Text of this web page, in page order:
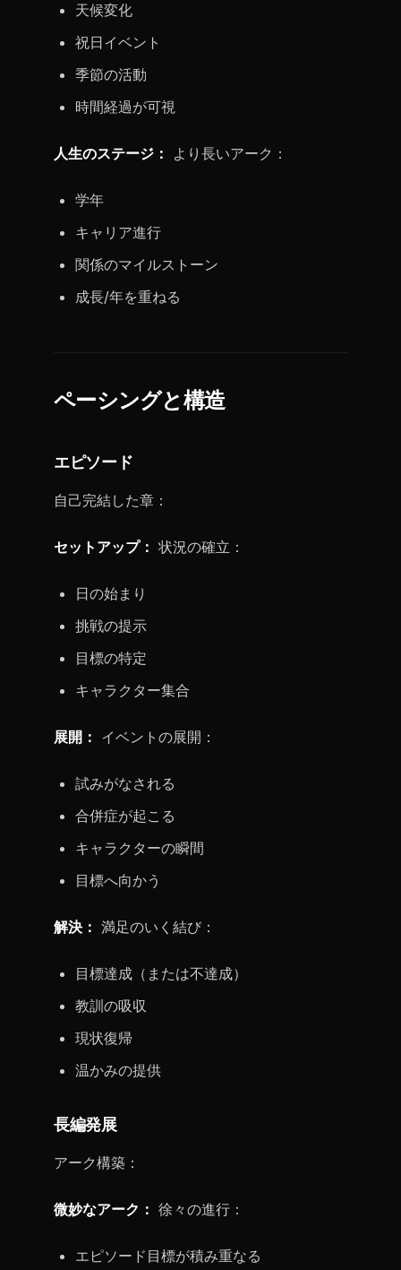
天候変化
祝日イベント
季節の活動
時間経過が可視
人生のステージ： より長いアーク：
学年
キャリア進行
関係のマイルストーン
成長/年を重ねる
ペーシングと構造
エピソード
自己完結した章：
セットアップ： 状況の確立：
日の始まり
挑戦の提示
目標の特定
キャラクター集合
展開： イベントの展開：
試みがなされる
合併症が起こる
キャラクターの瞬間
目標へ向かう
解決： 満足のいく結び：
目標達成（または不達成）
教訓の吸収
現状復帰
温かみの提供
長編発展
アーク構築：
微妙なアーク： 徐々の進行：
エピソード目標が積み重なる